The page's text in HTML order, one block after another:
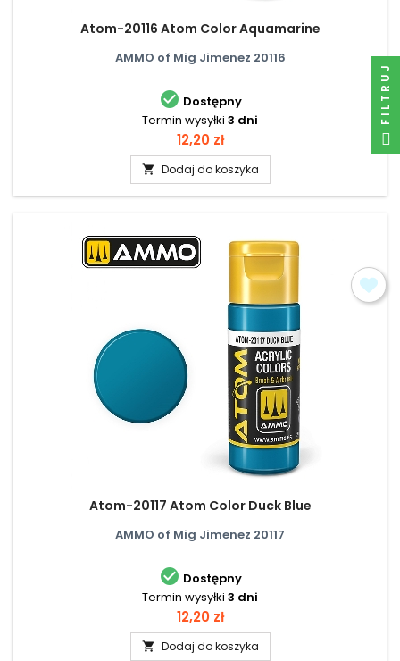
Atom-20116 Atom Color Aquamarine
AMMO of Mig Jimenez 20116
 Dostępny
Termin wysyłki 3 dni
Cena
12,20 zł
 Dodaj do koszyka
Atom-20117 Atom Color Duck Blue
AMMO of Mig Jimenez 20117
 Dostępny
Termin wysyłki 3 dni
Cena
12,20 zł
 Dodaj do koszyka
FILTRUJ